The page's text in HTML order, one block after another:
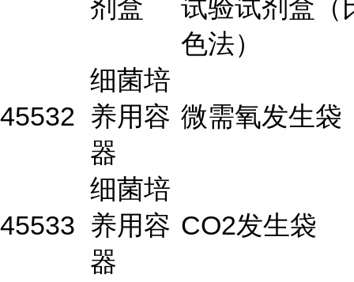
剂盒
试验试剂盒（
色法）
45532
细菌培
养用容
器
微需氧发生袋
45533
细菌培
养用容
器
CO2发生袋